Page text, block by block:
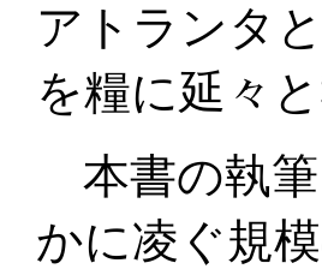
アトランタ
を糧に延々
本書の執筆
かに凌ぐ規